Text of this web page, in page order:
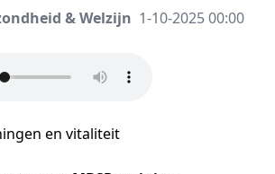
& Welzijn 1-10-2025 00:00
en vitaliteit